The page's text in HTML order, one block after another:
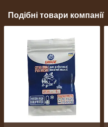
Подібні товари компанії